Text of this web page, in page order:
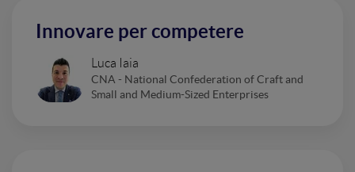
Innovare per competere
Luca Iaia
CNA - National Confederation of Craft and
Small and Medium-Sized Enterprises